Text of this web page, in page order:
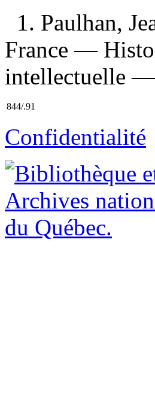
1. Paulhan,
France —
intellectuelle
844/.91
Confidentialité